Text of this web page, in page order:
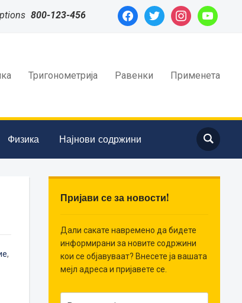
facebooktwitter instagramyoutube
800-123-456
Тригонометрија Равенки Применета
Физика Најнови содржини
,
Пријави се за новости!
Дали сакате навремено да бидете
информирани за новите содржини
кои се објавуваат? Внесете ја вашата
мејл адреса и пријавете се.